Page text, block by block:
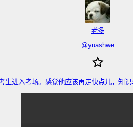
老多
@yuashwe
考生进入考场。感觉他应该再走快点儿